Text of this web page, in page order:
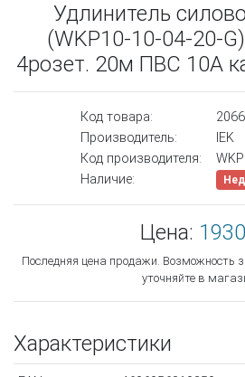
Удлинитель
(WKP10-10-04-20-
4розет. 20м ПВС 10A
Код товара:
Производитель:
IEK
Код производителя:
Наличие:
Цена:
Последняя цена продажи. Возможность
уточняйте в
Характеристики